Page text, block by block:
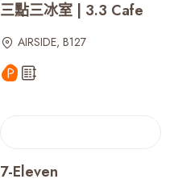
三點三冰室 | 3.3 Cafe
AIRSIDE, B127
7-Eleven